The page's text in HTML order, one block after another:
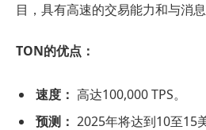
目，具有高速的交易能力和与消
TON的优点：
速度： 高达100,000 TPS。
预测： 2025年将达到10至15美